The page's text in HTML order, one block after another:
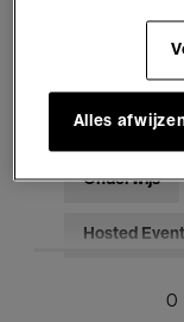
Voor
Onderwijs
Hosted
0
Alles